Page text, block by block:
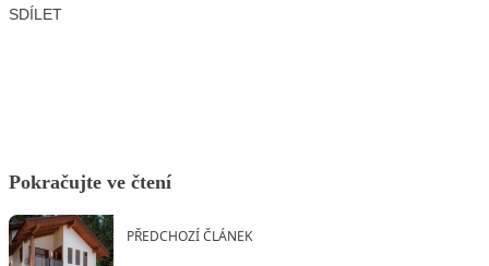
SDÍLET
Pokračujte ve čtení
PŘEDCHOZÍ ČLÁNEK